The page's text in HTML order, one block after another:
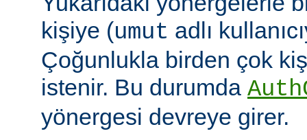
kişiye (umut adlı
Çoğunlukla birden çok
istenir. Bu durumda
yönergesi devreye girer.